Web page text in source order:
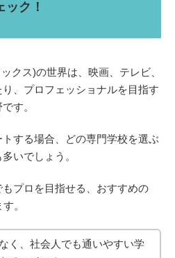
ク！
クス)の世界は、映画、テレビ、
、プロフェッショナルを目指す
す。
する場合、どの専門学校を選ぶ
いでしょう。
プロを目指せる、おすすめの
。
く、社会人でも通いやすい学